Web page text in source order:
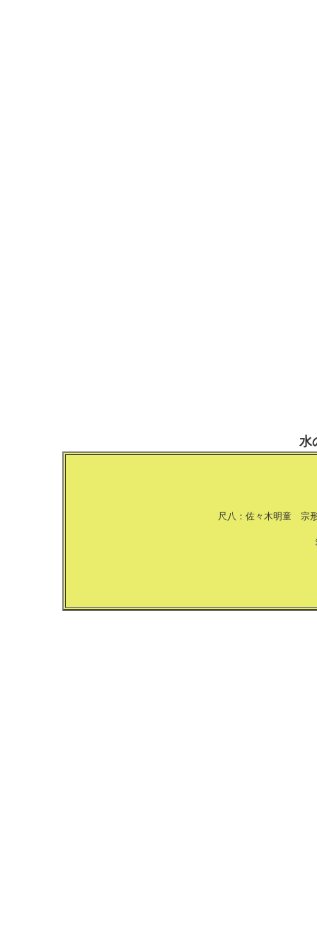
水
尺八：佐々木明童